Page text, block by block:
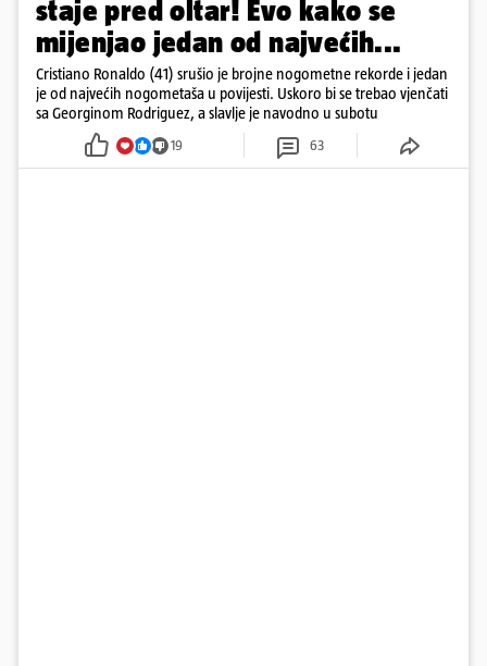
staje pred oltar! Evo kako se
mijenjao jedan od najvećih...
Cristiano Ronaldo (41) srušio je brojne nogometne rekorde i jedan
je od najvećih nogometaša u povijesti. Uskoro bi se trebao vjenčati
sa Georginom Rodriguez, a slavlje je navodno u subotu
19 63